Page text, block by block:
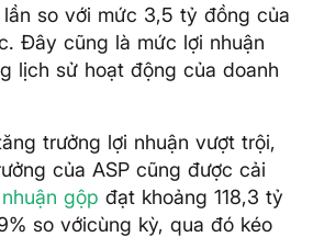
so với mức 3,5 tỷ đồng của
Đây cũng là mức lợi nhuận
lịch sử hoạt động của doanh
trưởng lợi nhuận vượt trội,
của ASP cũng được cải
gộp đạt khoảng 118,3 tỷ
so vớicùng kỳ, qua đó kéo